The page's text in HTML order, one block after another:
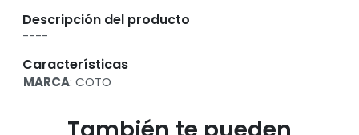
Descripción del producto
----
Características
MARCA: COTO